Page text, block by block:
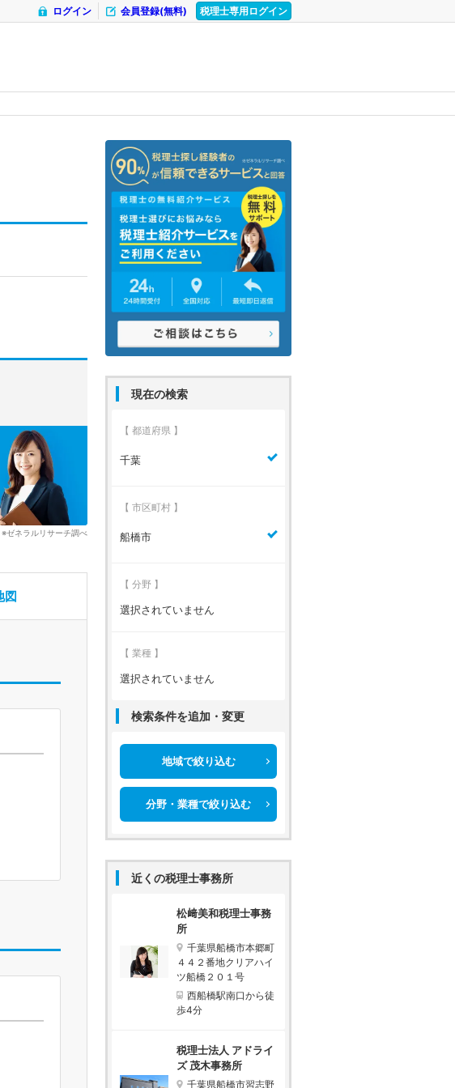
税理士専用ログイン
会員登録(無料)
ログイン
現在の検索
【 都道府県 】
千葉
【 市区町村 】
船橋市
【 分野 】
選択されていません
【 業種 】
選択されていません
検索条件を追加・変更
地域で絞り込む
分野・業種で絞り込む
近くの税理士事務所
松﨑美和税理士事務
所
千葉県船橋市本郷町
４４２番地クリアハイ
ツ船橋２０１号
西船橋駅南口から徒
歩4分
税理士法人 アドライ
ズ 茂木事務所
千葉県船橋市習志野
※ゼネラルリサーチ調べ
図